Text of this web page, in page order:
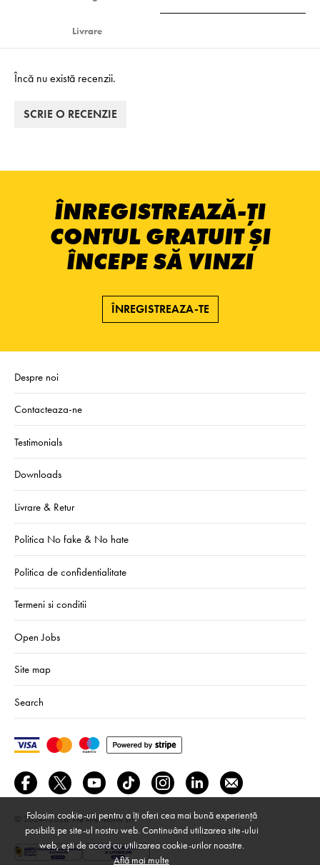
Livrare
Încă nu există recenzii.
SCRIE O RECENZIE
ÎNREGISTREAZĂ-ȚI
CONTUL GRATUIT ȘI
ÎNCEPE SĂ VINZI
ÎNREGISTREAZA-TE
Despre noi
Contacteaza-ne
Testimonials
Downloads
Livrare & Retur
Politica No fake & No hate
Politica de confidentialitate
Termeni si conditii
Open Jobs
Site map
Search
© 2024–2026 We Are Mono srl
Folosim cookie-uri pentru a îți oferi cea mai bună experiență
posibilă pe site-ul nostru web. Continuând utilizarea site-ului
web, ești de acord cu utilizarea cookie-urilor noastre.
Află mai multe